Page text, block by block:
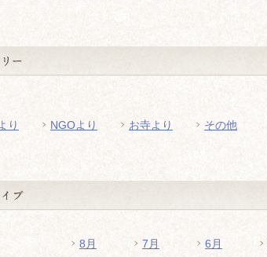
り NGOより お寺より その他
8月 7月 6月